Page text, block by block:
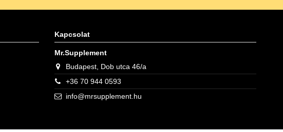
Kapcsolat
Mr.Supplement
Budapest, Dob utca 46/a
+36 70 944 0593
info@mrsupplement.hu